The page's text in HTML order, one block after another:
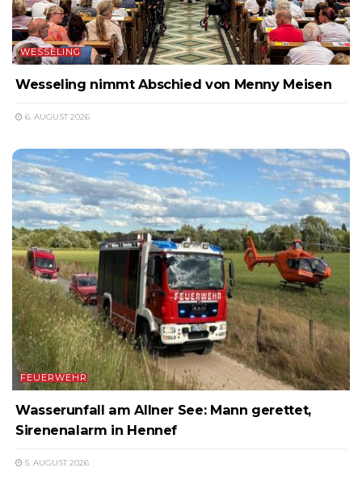
WESSELING
Wesseling nimmt Abschied von Menny Meisen
6. AUGUST 2026
FEUERWEHR
Wasserunfall am Allner See: Mann gerettet,
Sirenenalarm in Hennef
5. AUGUST 2026